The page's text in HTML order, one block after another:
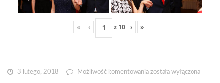
« ‹ z 10 › »
3 lutego, 2018 Możliwość komentowania Studniówka
została wyłączona